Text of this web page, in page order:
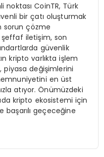
noktası CoinTR, Türk
bir çatı oluşturmak
sorun çözme
şeffaf iletişim, son
güvenlik
kripto varlıkta işlem
piyasa değişimlerini
en üst
atıyor. Önümüzdeki
kripto ekosistemi için
başarılı geçeceğine